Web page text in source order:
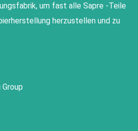
um fast alle Sapre -Teile
herzustellen und zu